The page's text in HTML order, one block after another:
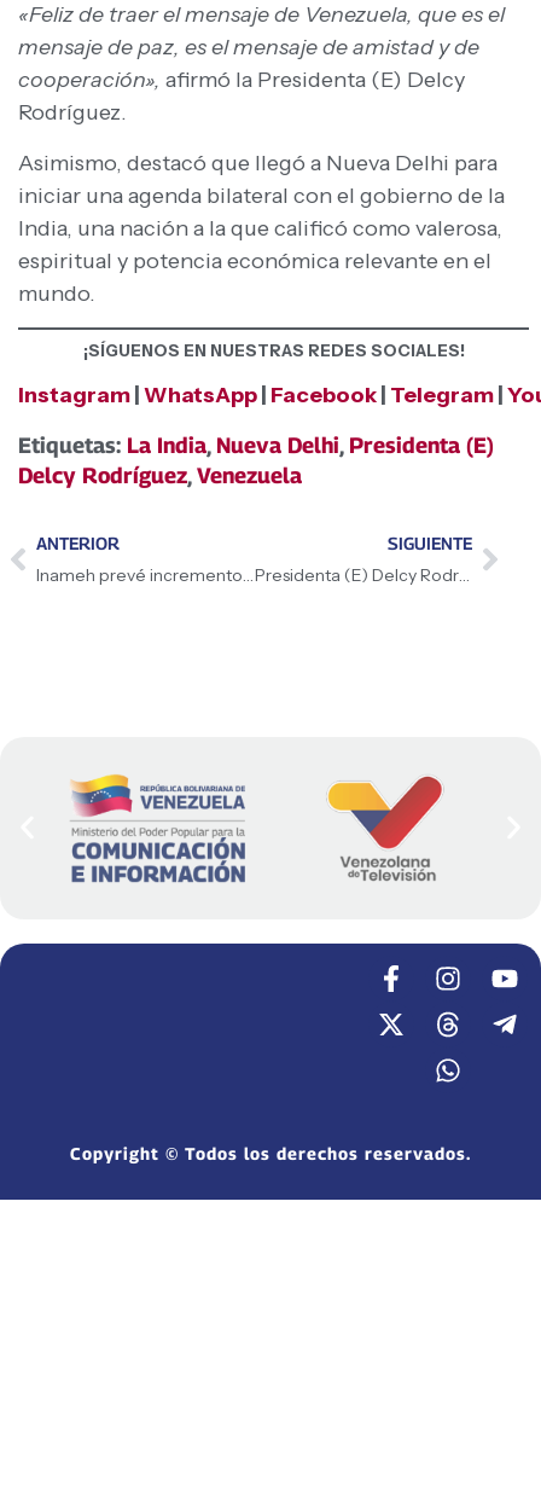
«Feliz de traer el mensaje de Venezuela, que es el
mensaje de paz, es el mensaje de amistad y de
cooperación», afirmó la Presidenta (E) Delcy
Rodríguez.
Asimismo, destacó que llegó a Nueva Delhi para
iniciar una agenda bilateral con el gobierno de la
India, una nación a la que calificó como valerosa,
espiritual y potencia económica relevante en el
mundo.
¡SÍGUENOS EN NUESTRAS REDES SOCIALES!
Instagram WhatsApp Facebook Telegram
Etiquetas: La India, Nueva Delhi, Presidenta (E)
Delcy Rodríguez,Venezuela
ANTERIOR
Inameh prevé incremento de nubosa con lluvias y actividad tormentosa en gran parte del país
SIGUIENTE
Presidenta (E) Delcy Rodríguez llegó a Nueva Delhi, República de la India, para cumplir agenda de trabajo
Copyright © Todos los derechos reservados.